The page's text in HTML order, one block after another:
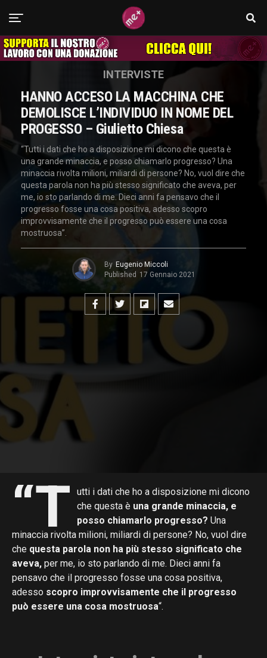
INTERVISTE
HANNO ACCESO LA MACCHINA CHE
DEMOLISCE L’INDIVIDUO IN NOME DEL
PROGESSO – Giulietto Chiesa
“Tutti i dati che ho a disposizione mi dicono che questa è
una grande minaccia, e posso chiamarlo progresso? Una
minaccia rivolta milioni, miliardi di persone? No, vuol dire che
questa parola non ha più stesso significato che aveva, per
me, io sto parlando di me. Dieci anni fa pensavo che il
progresso fosse una cosa positiva, adesso scopro
improvvisamente che il progresso può essere una cosa
mostruosa”.
By Eugenio Miccoli
Published 17 Gennaio 2021
“T
utti i dati che ho a disposizione mi dicono
che questa è una grande minaccia, e
posso chiamarlo progresso? Una
minaccia rivolta milioni, miliardi di persone? No, vuol dire
che questa parola non ha più stesso significato che
aveva, per me, io sto parlando di me. Dieci anni fa
pensavo che il progresso fosse una cosa positiva,
adesso scopro improvvisamente che il progresso
può essere una cosa mostruosa“.